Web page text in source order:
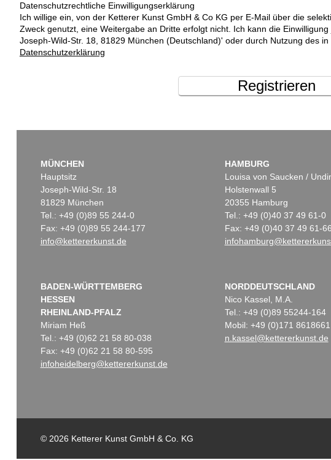
Datenschutzrechtliche Einwilligungserklärung
Ich willige ein, von der Ketterer Kunst GmbH & Co KG per E-Mail über die
Zweck genutzt, eine Weitergabe an Dritte erfolgt nicht. Ich kann die
Joseph-Wild-Str. 18, 81829 München (Deutschland)' oder durch Nutzung des
Datenschutzerklärung
Registrieren
MÜNCHEN
Hauptsitz
Joseph-Wild-Str. 18
81829 München
Tel.: +49 (0)89 55 244-0
Fax: +49 (0)89 55 244-177
info@kettererkunst.de
HAMBURG
Louisa von Saucken /
Holstenwall 5
20355 Hamburg
Tel.: +49 (0)40 37 49 61-0
Fax: +49 (0)40 37 49 61-66
BADEN-WÜRTTEMBERG
HESSEN
RHEINLAND-PFALZ
Miriam Heß
Tel.: +49 (0)62 21 58 80-038
Fax: +49 (0)62 21 58 80-595
infoheidelberg@kettererkunst.de
NORDDEUTSCHLAND
Nico Kassel, M.A.
Tel.: +49 (0)89 55244-164
Mobil: +49 (0)171 8618661
n.kassel@kettererkunst.de
© 2026 Ketterer Kunst GmbH & Co. KG